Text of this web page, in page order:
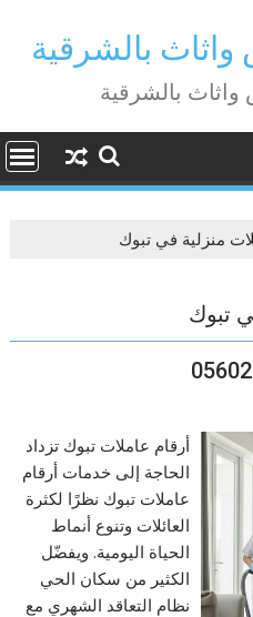
بالشرقية
بالشرقية
منزلية في تبوك
تبوك
أرقام عاملات تبوك تزداد
الحاجة إلى خدمات أرقام
عاملات تبوك نظرًا لكثرة
العائلات وتنوع أنماط
الحياة اليومية. ويفضّل
الكثير من سكان الحي
نظام التعاقد الشهري مع